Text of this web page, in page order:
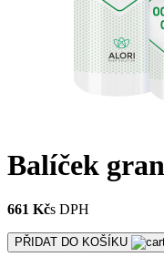
Balíček
661 Kčs DPH
PŘIDAT DO KOŠÍKU